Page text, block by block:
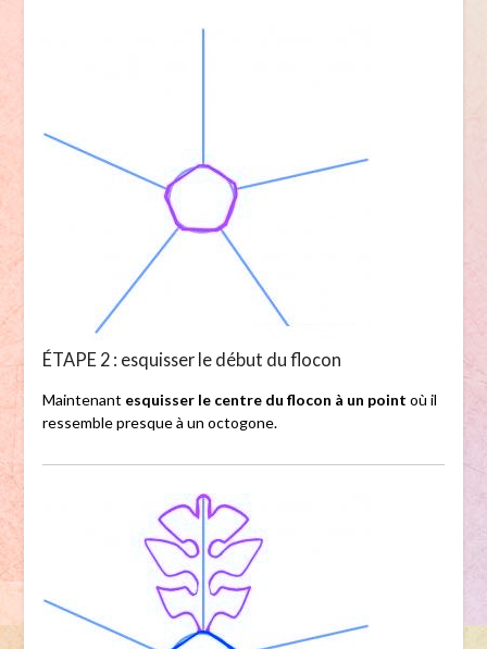
ÉTAPE 2 : esquisser le début du flocon
Maintenant esquisser le centre du flocon à un point où il
ressemble presque à un octogone.